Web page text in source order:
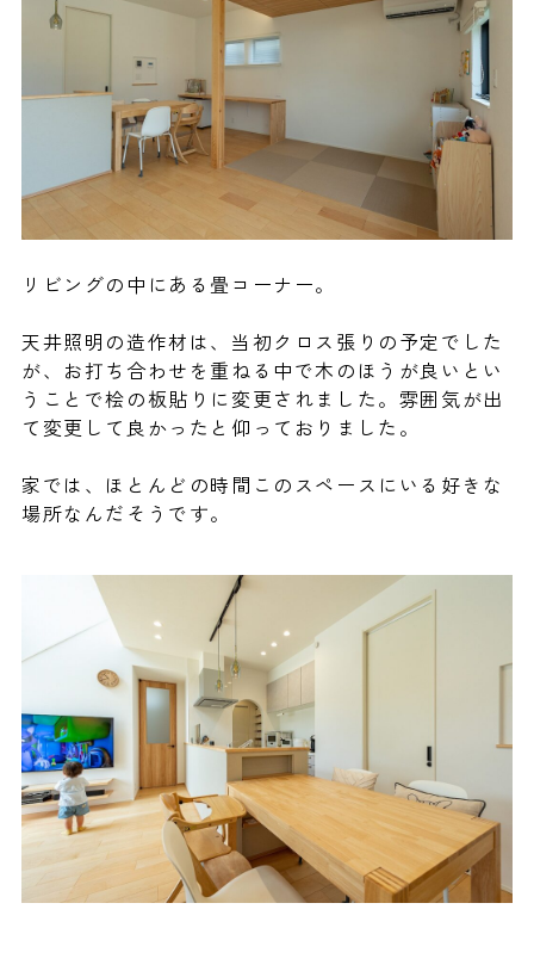
リビングの中にある畳コーナー。
天井照明の造作材は、当初クロス張りの予定でした
が、お打ち合わせを重ねる中で木のほうが良いとい
うことで桧の板貼りに変更されました。雰囲気が出
て変更して良かったと仰っておりました。
家では、ほとんどの時間このスペースにいる好きな
場所なんだそうです。